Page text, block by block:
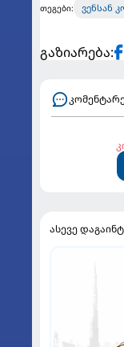
თეგები: ვენსან
გაზიარება:
ასევე